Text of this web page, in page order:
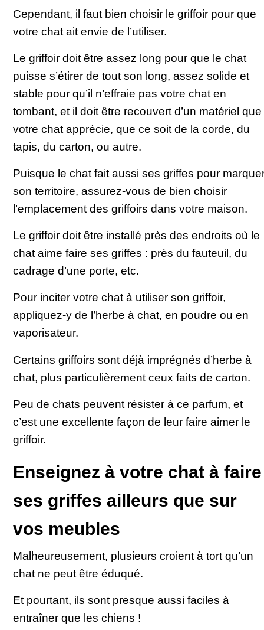
Cependant, il faut bien choisir le griffoir pour que
votre chat ait envie de l’utiliser.
Le griffoir doit être assez long pour que le chat
puisse s’étirer de tout son long, assez solide et
stable pour qu’il n’effraie pas votre chat en
tombant, et il doit être recouvert d’un matériel que
votre chat apprécie, que ce soit de la corde, du
tapis, du carton, ou autre.
Puisque le chat fait aussi ses griffes pour
son territoire, assurez-vous de bien choisir
l’emplacement des griffoirs dans votre maison.
Le griffoir doit être installé près des endroits où le
chat aime faire ses griffes : près du fauteuil, du
cadrage d’une porte, etc.
Pour inciter votre chat à utiliser son griffoir,
appliquez-y de l’herbe à chat, en poudre ou en
vaporisateur.
Certains griffoirs sont déjà imprégnés d’herbe à
chat, plus particulièrement ceux faits de carton.
Peu de chats peuvent résister à ce parfum, et
c’est une excellente façon de leur faire aimer le
griffoir.
Enseignez à votre chat à faire
ses griffes ailleurs que sur
vos meubles
Malheureusement, plusieurs croient à tort qu’un
chat ne peut être éduqué.
Et pourtant, ils sont presque aussi faciles à
entraîner que les chiens !